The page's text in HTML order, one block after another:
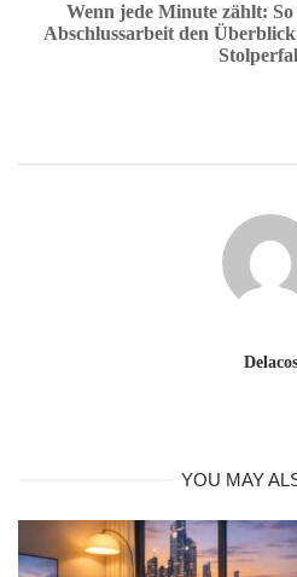
Wenn jede Minute zählt:
Abschlussarbeit den
Delacos
YOU MAY